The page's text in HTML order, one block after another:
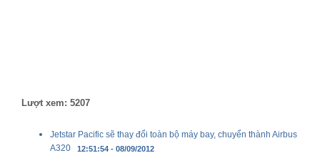
Lượt xem: 5207
Jetstar Pacific sẽ thay đổi toàn bộ máy bay, chuyển thành Airbus
A320 12:51:54 - 08/09/2012